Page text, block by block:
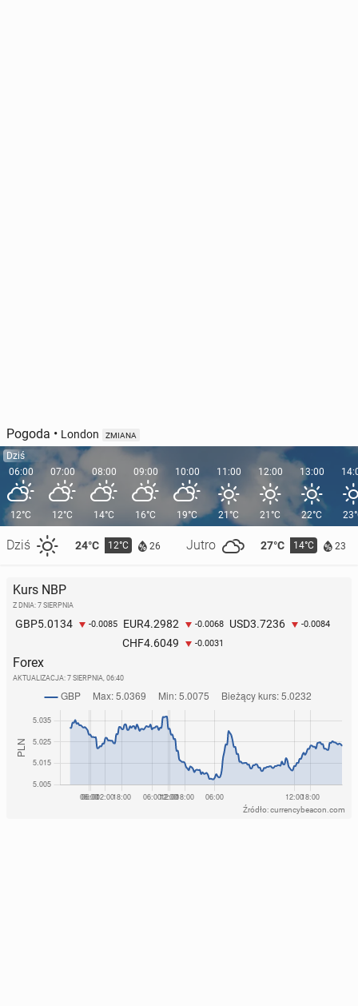
Pogoda • London ZMIANA
Dziś
06:00
12°C
Dziś 24°C 12°C 26 Jutro 27°C 14°C 23
07:00
12°C
08:00
14°C
09:00
16°C
10:00
19°C
11:00
21°C
12:00
21°C
13:00
22°C
Kurs NBP
Z DNIA: 7 SIERPNIA
GBP5.0134 -0.0085 EUR4.2982 -0.0068 USD3.7236 -0.0084
CHF4.6049 -0.0031
Forex
AKTUALIZACJA: 7 SIERPNIA, 06:40
Źródło: currencybeacon.com